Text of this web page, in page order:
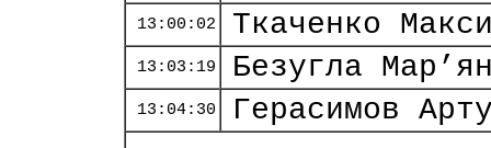
13:00:02 Ткаченко
13:03:19 Безугла
13:04:30 Герасимов